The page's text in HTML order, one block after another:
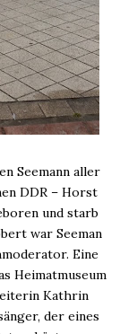
Seemann aller
DDR – Horst
und starb
war Seeman
Eine
Heimatmuseum
Kathrin
der eines